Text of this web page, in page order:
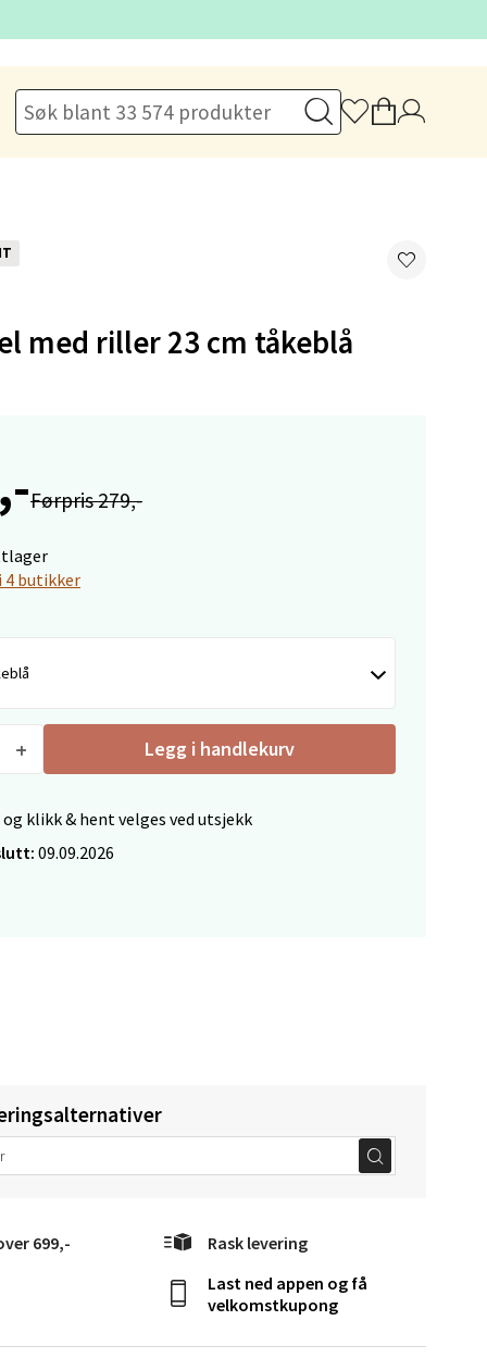
med riller 23 cm tåkeblå
Førpris 279,-
4 butikker
Legg i handlekurv
klikk & hent velges ved utsjekk
09.09.2026
699,- Rask levering
Last ned appen og få
velkomstkupong